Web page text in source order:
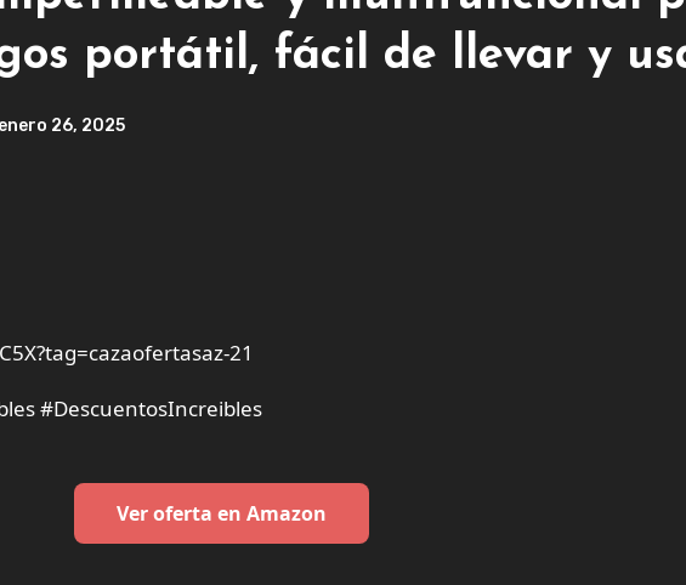
portátil, fácil de llevar y
enero 26, 2025
21
#DescuentosIncreibles
Ver oferta en Amazon